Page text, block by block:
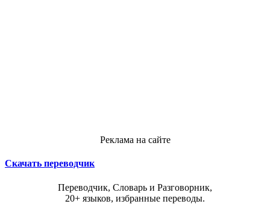
Реклама на сайте
Скачать переводчик
Переводчик, Словарь и Разговорник,
20+ языков, избранные переводы.